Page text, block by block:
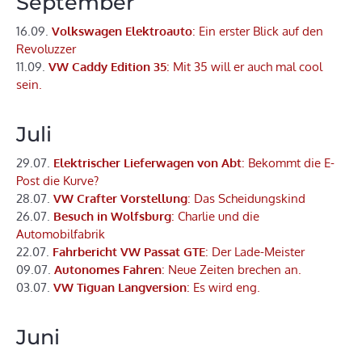
16.09. Volkswagen Elektroauto: Ein erster Blick auf den
Revoluzzer
11.09. VW Caddy Edition 35: Mit 35 will er auch mal cool
sein.
Juli
29.07. Elektrischer Lieferwagen von Abt: Bekommt die E-
Post die Kurve?
28.07. VW Crafter Vorstellung: Das Scheidungskind
26.07. Besuch in Wolfsburg: Charlie und die
Automobilfabrik
22.07. Fahrbericht VW Passat GTE: Der Lade-Meister
09.07. Autonomes Fahren: Neue Zeiten brechen an.
03.07. VW Tiguan Langversion: Es wird eng.
Juni